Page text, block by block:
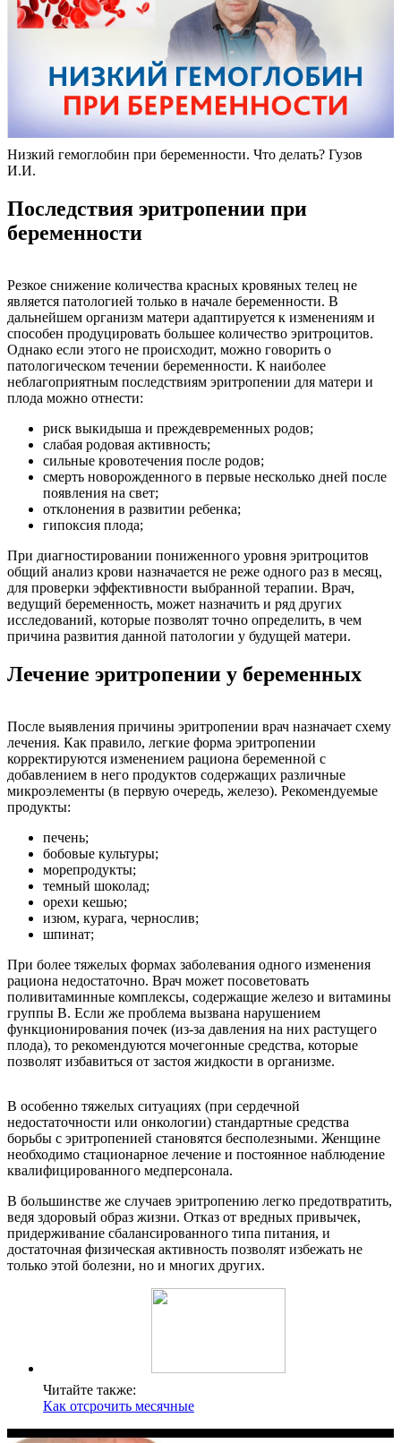
Низкий гемоглобин при беременности. Что делать? Гузов
И.И.
Последствия эритропении при
беременности
Резкое снижение количества красных кровяных телец не
является патологией только в начале беременности. В
дальнейшем организм матери адаптируется к изменениям и
способен продуцировать большее количество эритроцитов.
Однако если этого не происходит, можно говорить о
патологическом течении беременности. К наиболее
неблагоприятным последствиям эритропении для матери и
плода можно отнести:
риск выкидыша и преждевременных родов;
слабая родовая активность;
сильные кровотечения после родов;
смерть новорожденного в первые несколько дней после
появления на свет;
отклонения в развитии ребенка;
гипоксия плода;
При диагностировании пониженного уровня эритроцитов
общий анализ крови назначается не реже одного раз в месяц,
для проверки эффективности выбранной терапии. Врач,
ведущий беременность, может назначить и ряд других
исследований, которые позволят точно определить, в чем
причина развития данной патологии у будущей матери.
Лечение эритропении у беременных
После выявления причины эритропении врач назначает схему
лечения. Как правило, легкие форма эритропении
корректируются изменением рациона беременной с
добавлением в него продуктов содержащих различные
микроэлементы (в первую очередь, железо). Рекомендуемые
продукты:
печень;
бобовые культуры;
морепродукты;
темный шоколад;
орехи кешью;
изюм, курага, чернослив;
шпинат;
При более тяжелых формах заболевания одного изменения
рациона недостаточно. Врач может посоветовать
поливитаминные комплексы, содержащие железо и витамины
группы В. Если же проблема вызвана нарушением
функционирования почек (из-за давления на них растущего
плода), то рекомендуются мочегонные средства, которые
позволят избавиться от застоя жидкости в организме.
В особенно тяжелых ситуациях (при сердечной
недостаточности или онкологии) стандартные средства
борьбы с эритропенией становятся бесполезными. Женщине
необходимо стационарное лечение и постоянное наблюдение
квалифицированного медперсонала.
В большинстве же случаев эритропению легко предотвратить,
ведя здоровый образ жизни. Отказ от вредных привычек,
придерживание сбалансированного типа питания, и
достаточная физическая активность позволят избежать не
только этой болезни, но и многих других.
Читайте также:
Как отсрочить месячные